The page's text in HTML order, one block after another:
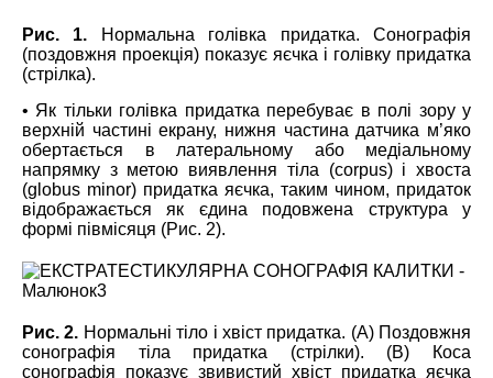
Рис. 1. Нормальна голівка придатка. Сонографія
(поздовжня проекція) показує яєчка і голівку придатка
(стрілка).
• Як тільки голівка придатка перебуває в полі зору у
верхній частині екрану, нижня частина датчика м’яко
обертається в латеральному або медіальному
напрямку з метою виявлення тіла (corpus) і хвоста
(globus minor) придатка яєчка, таким чином, придаток
відображається як єдина подовжена структура у
формі півмісяця (Рис. 2).
Рис. 2. Нормальні тіло і хвіст придатка. (А) Поздовжня
сонографія тіла придатка (стрілки). (B) Коса
сонографія показує звивистий хвіст придатка яєчка